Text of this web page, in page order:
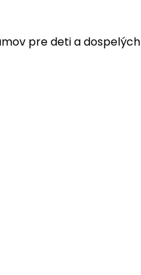
pre deti a dospelých